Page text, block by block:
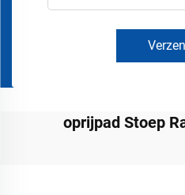
oprijpad Stoep